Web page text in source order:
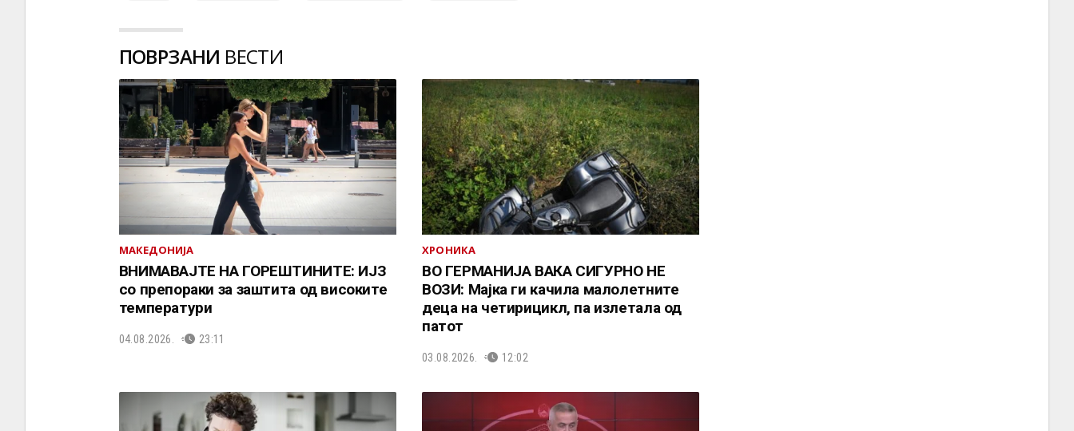
ПОВРЗАНИ ВЕСТИ
МАКЕДОНИЈА
ВНИМАВАЈТЕ НА ГОРЕШТИНИТЕ: ИЈЗ
со препораки за заштита од високите
температури
04.08.2026. 23:11
ХРОНИКА
ВО ГЕРМАНИЈА ВАКА СИГУРНО НЕ
ВОЗИ: Мајка ги качила малолетните
деца на четирицикл, па излетала од
патот
03.08.2026. 12:02